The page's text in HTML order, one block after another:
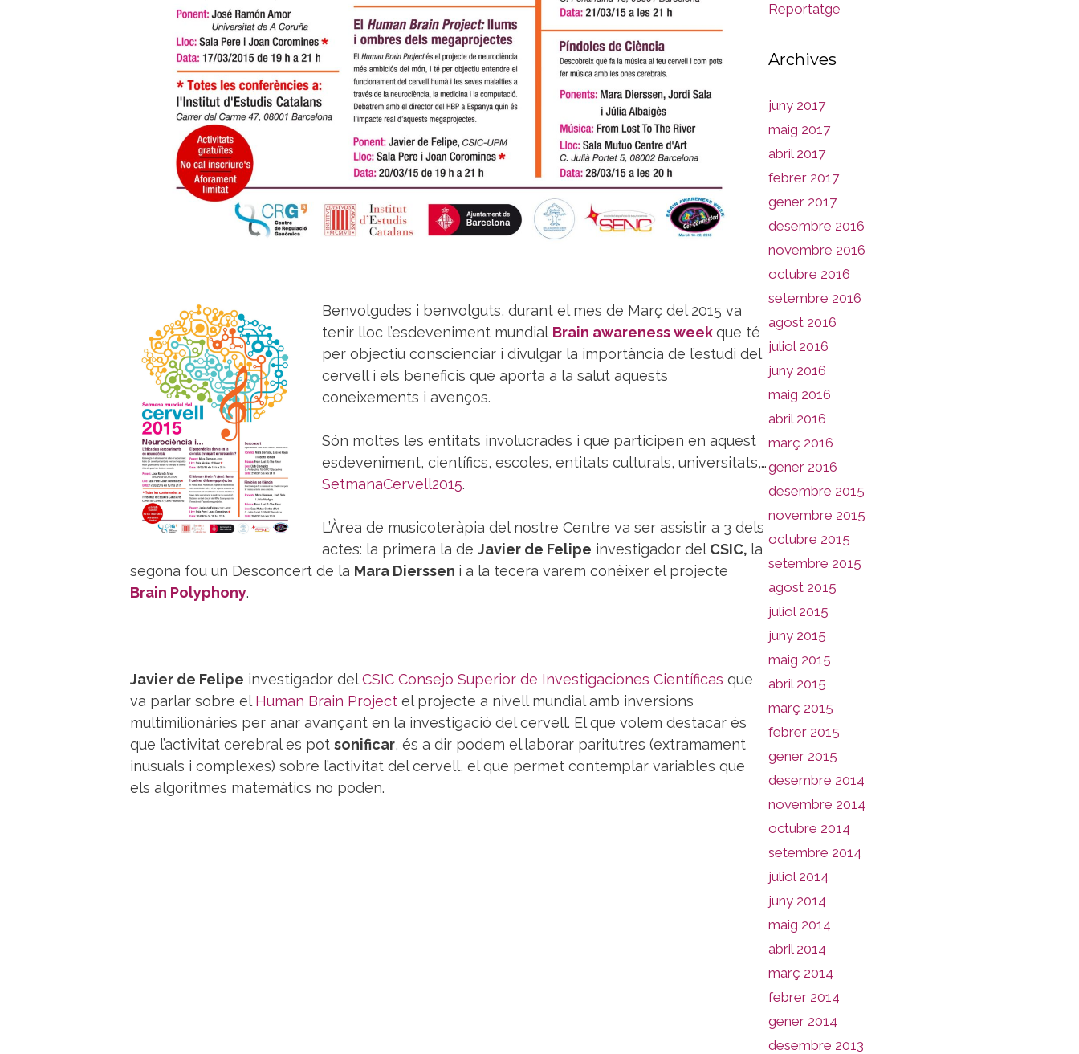
Benvolgudes i benvolguts, durant el mes de Març del 2015 va
tenir lloc l’esdeveniment mundial Brain awareness weekque té
per objectiu conscienciar i divulgar la importància de l’estudi del
cervell i els beneficis que aporta a la salut aquests
coneixements i avenços.
Són moltes les entitats involucrades i que participen en aquest
esdeveniment, científics, escoles, entitats culturals, universitats,…
SetmanaCervell2015.
L’Àrea de musicoteràpia del nostre Centre va ser assistir a 3 dels
actes: la primera la de Javier de Felipe investigador del CSIC, la
segona fou un Desconcert de la Mara Dierssen i a la tecera varem conèixer el projecte
Brain Polyphony.
Javier de Felipe investigador delCSIC Consejo Superior de Investigaciones Científicas que
va parlar sobre el Human Brain Project el projecte a nivell mundial amb inversions
multimilionàries per anar avançant en la investigació del cervell. El que volem destacar és
que l’activitat cerebral es pot sonificar, és a dir podem el.laborar paritutres (extramament
inusuals i complexes) sobre l’activitat del cervell, el que permet contemplar variables que
els algoritmes matemàtics no poden.
Reportatge
Archives
juny 2017
maig 2017
abril 2017
febrer 2017
gener 2017
desembre 2016
novembre 2016
octubre 2016
setembre 2016
agost 2016
juliol 2016
juny 2016
maig 2016
abril 2016
març 2016
gener 2016
desembre 2015
novembre 2015
octubre 2015
setembre 2015
agost 2015
juliol 2015
juny 2015
maig 2015
abril 2015
març 2015
febrer 2015
gener 2015
desembre 2014
novembre 2014
octubre 2014
setembre 2014
juliol 2014
juny 2014
maig 2014
abril 2014
març 2014
febrer 2014
gener 2014
desembre 2013